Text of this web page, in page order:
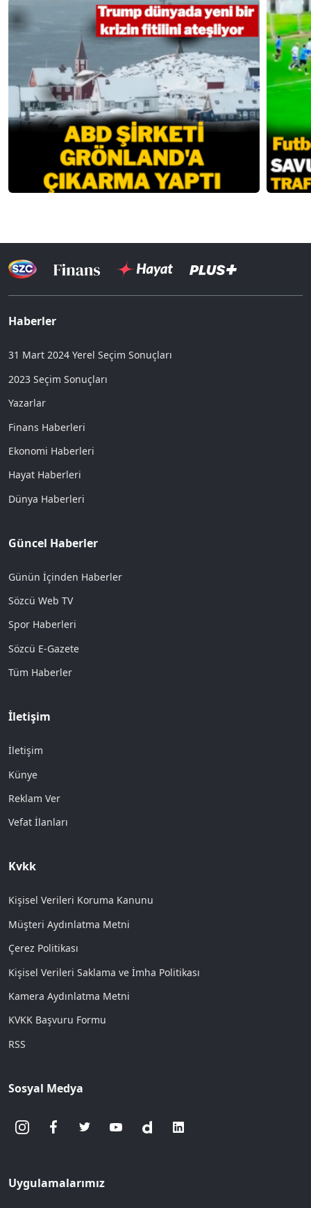
Haberler
31 Mart 2024 Yerel Seçim Sonuçları
2023 Seçim Sonuçları
Yazarlar
Finans Haberleri
Ekonomi Haberleri
Hayat Haberleri
Dünya Haberleri
Güncel Haberler
Günün İçinden Haberler
Sözcü Web TV
Spor Haberleri
Sözcü E-Gazete
Tüm Haberler
İletişim
İletişim
Künye
Reklam Ver
Vefat İlanları
Kvkk
Kişisel Verileri Koruma Kanunu
Müşteri Aydınlatma Metni
Çerez Politikası
Kişisel Verileri Saklama ve İmha Politikası
Kamera Aydınlatma Metni
KVKK Başvuru Formu
RSS
Sosyal Medya
Uygulamalarımız